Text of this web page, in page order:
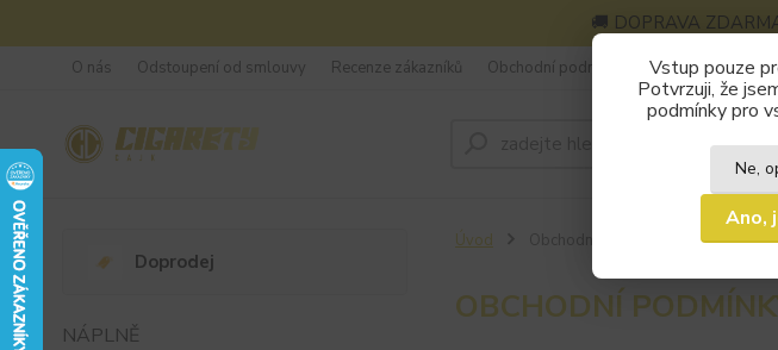
🚚 DOPRAVA
Vstup pouze
Potvrzuji, že
podmínky pro
Ne,
Ano,
O nás Odstoupení od smlouvy Recenze zákazníků Obchodní podmínky Kontakty
Doprodej
NÁPLNĚ
Úvod
OBCHODNÍ